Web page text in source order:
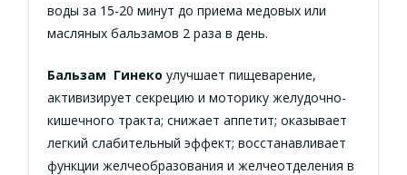
воды за 15-20 минут до приема медовых или
масляных бальзамов 2 раза в день.
Бальзам Гинеко улучшает пищеварение,
активизирует секрецию и моторику желудочно-
кишечного тракта; снижает аппетит; оказывает
легкий слабительный эффект; восстанавливает
функции желчеобразования и желчеотделения в